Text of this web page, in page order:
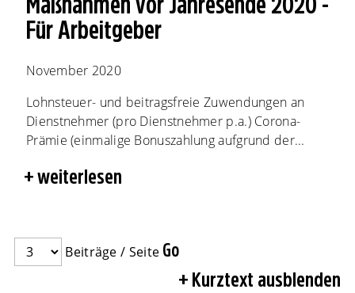
Für Arbeitgeber
November 2020
Lohnsteuer- und beitragsfreie Zuwendungen an
Dienstnehmer (pro Dienstnehmer p.a.) Corona-
Prämie (einmalige Bonuszahlung aufgrund der...
weiterlesen
Beiträge / Seite
Kurztext ausblenden